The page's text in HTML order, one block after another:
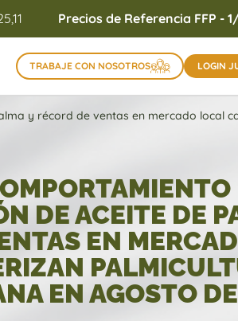
Precios de Referencia FFP -
TRABAJE CON NOSOTROS LOGIN
y récord de ventas en mercado local
DE ACEITE DE
EN
EN AGOSTO